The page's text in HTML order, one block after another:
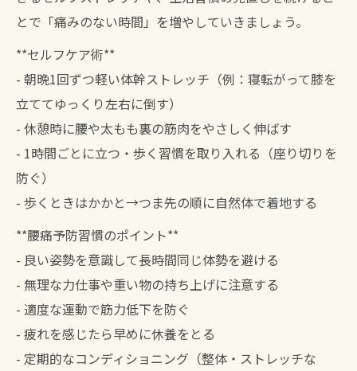
とで「痛みのない時間」を増やしていきましょう。
**セルフケア術**
- 朝晩1回ずつ軽い体幹ストレッチ（例：寝転がって膝を
立ててゆっくり左右に倒す）
- 休憩時に腰や太もも裏の筋肉をやさしく伸ばす
- 1時間ごとに立つ・歩く習慣を取り入れる（座り切りを
防ぐ）
- 歩くときはかかと→つま先の順に自然体で着地する
**腰痛予防習慣のポイント**
- 良い姿勢を意識して長時間同じ体勢を避ける
- 無理な力仕事や重い物の持ち上げに注意する
- 適度な運動で筋力低下を防ぐ
- 疲れを感じたら早めに休養をとる
- 定期的なコンディショニング（整体・ストレッチな